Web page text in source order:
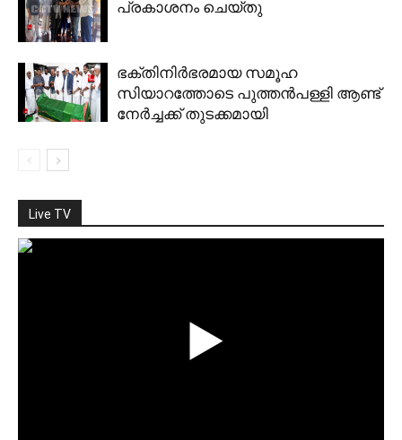
പ്രകാശനം ചെയ്തു
ഭക്തിനിര്‍ഭരമായ സമൂഹ
സിയാറത്തോടെ പുത്തന്‍പള്ളി ആണ്ട്
നേര്‍ച്ചക്ക് തുടക്കമായി
Live TV